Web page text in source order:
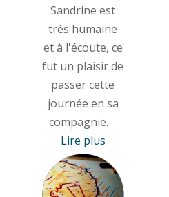
Sandrine est
très humaine
et à l'écoute, ce
fut un plaisir de
passer cette
journée en sa
compagnie.
Lire plus